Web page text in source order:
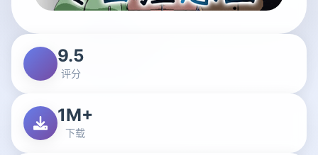
9.5
评分
1M+
下载